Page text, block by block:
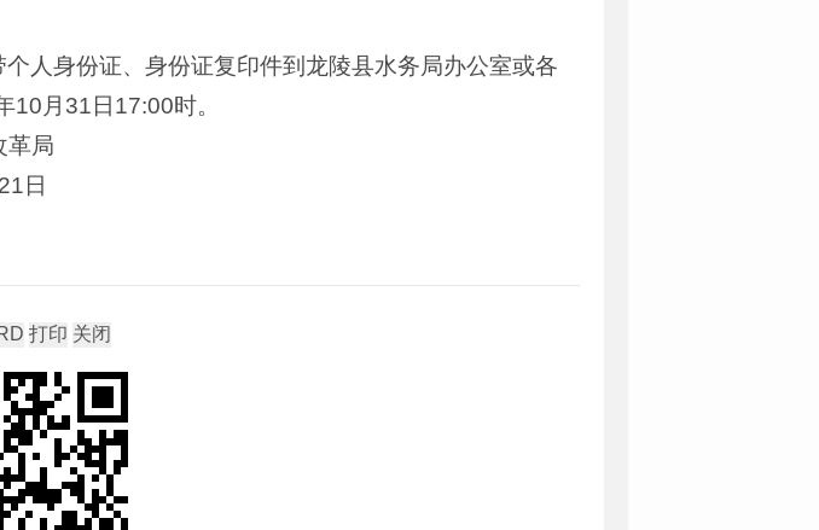
人身份证、身份证复印件到龙陵县水务局办公室或各
10月31日17:00时。